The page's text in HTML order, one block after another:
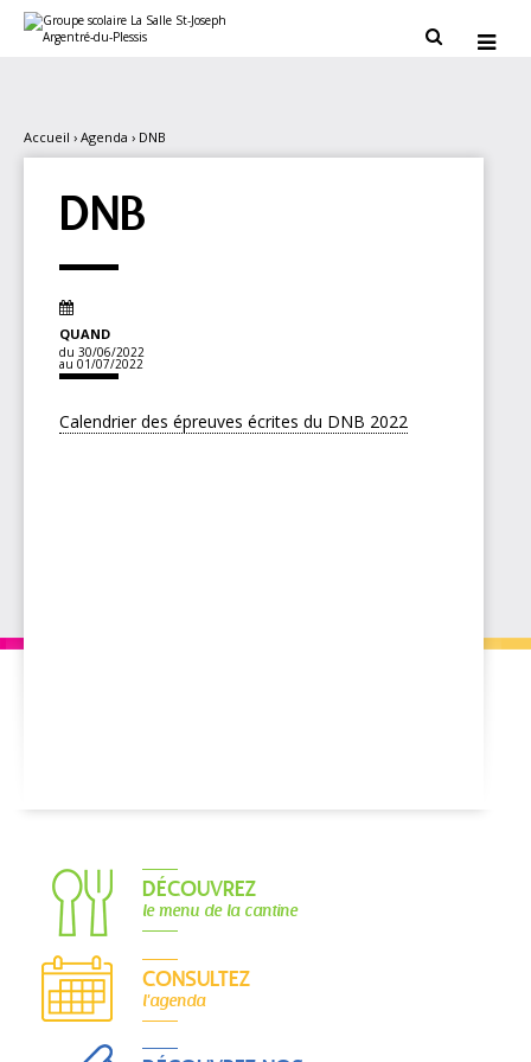
contenu.
personnels
 
Accueil › Agenda › DNB
DNB
QUAND
du 30/06/2022
au 01/07/2022
Calendrier des épreuves écrites du DNB 2022
DÉCOUVREZ
le menu de la cantine
CONSULTEZ
l'agenda